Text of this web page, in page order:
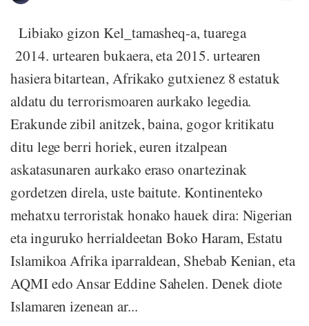
Libiako gizon Kel_tamasheq-a, tuarega
2014. urtearen bukaera, eta 2015. urtearen
hasiera bitartean, Afrikako gutxienez 8 estatuk
aldatu du terrorismoaren aurkako legedia.
Erakunde zibil anitzek, baina, gogor kritikatu
ditu lege berri horiek, euren itzalpean
askatasunaren aurkako eraso onartezinak
gordetzen direla, uste baitute. Kontinenteko
mehatxu terroristak honako hauek dira: Nigerian
eta inguruko herrialdeetan Boko Haram, Estatu
Islamikoa Afrika iparraldean, Shebab Kenian, eta
AQMI edo Ansar Eddine Sahelen. Denek diote
Islamaren izenean ar...